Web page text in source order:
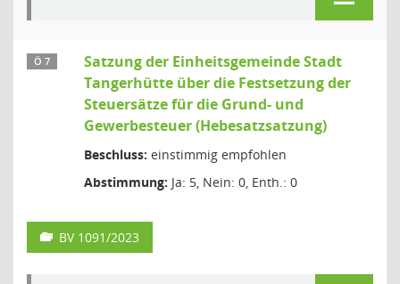
Ö 7
Satzung der Einheitsgemeinde Stadt
Tangerhütte über die Festsetzung der
Steuersätze für die Grund- und
Gewerbesteuer (Hebesatzsatzung)
Beschluss: einstimmig empfohlen
Abstimmung: Ja: 5, Nein: 0, Enth.: 0
BV 1091/2023